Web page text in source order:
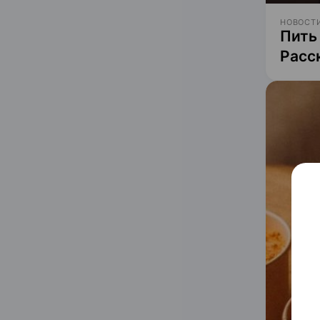
Пить